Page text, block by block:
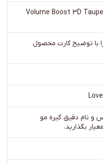
پودر پرپشت کننده مو شیگلم مدل Volume Boost 3D Taupe
را با توضیح کارت محصول
و نام دقیق گیره مو